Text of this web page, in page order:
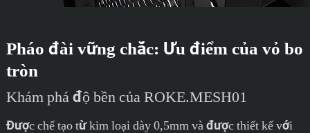
Pháo đài vững chắc: Ưu điểm của vỏ bo
tròn
Khám phá độ bền của ROKE.MESH01
Được chế tạo từ kim loại dày 0,5mm và được thiết kế với